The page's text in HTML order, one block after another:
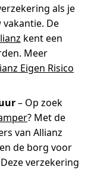
als je
De
kent een
Meer
Eigen Risico
– Op zoek
? Met de
van Allianz
de borg voor
verzekering